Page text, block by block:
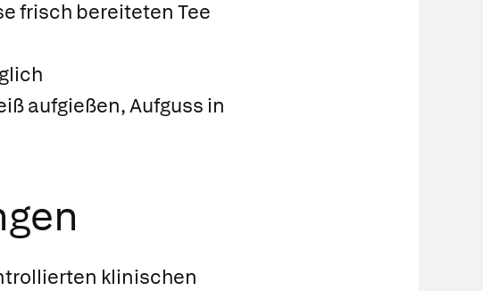
frisch bereiteten Tee
aufgießen, Aufguss in
klinischen